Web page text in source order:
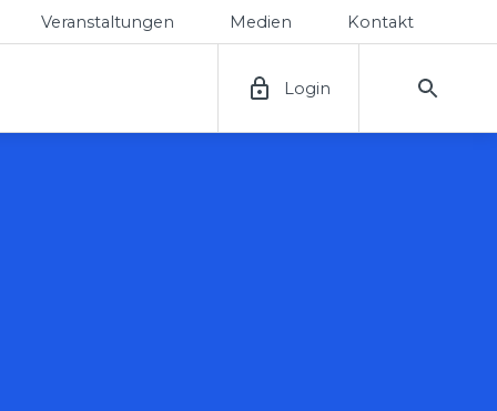
Veranstaltungen Medien Kontakt
Login